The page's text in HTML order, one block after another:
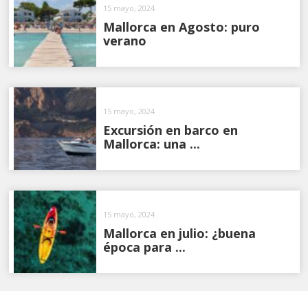
15 mayo, 2024
Mallorca en Agosto: puro
verano
15 mayo, 2024
Excursión en barco en
Mallorca: una ...
15 mayo, 2024
Mallorca en julio: ¿buena
época para ...